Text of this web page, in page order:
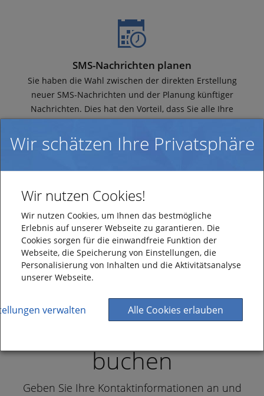
SMS-Nachrichten planen
Sie haben die Wahl zwischen der direkten Erstellung
neuer SMS-Nachrichten und der Planung künftiger
Nachrichten. Dies hat den Vorteil, dass Sie alle Ihre
Nachrichten, Erinnerungen und Folgenachrichten planen
können.
buchen
Geben Sie Ihre Kontaktinformationen an und
Wir schätzen Ihre Privatsphäre
Wir nutzen Cookies!
Wir nutzen Cookies, um Ihnen das bestmögliche
Erlebnis auf unserer Webseite zu garantieren. Die
Cookies sorgen für die einwandfreie Funktion der
Webseite, die Speicherung von Einstellungen, die
Personalisierung von Inhalten und die Aktivitätsanalyse
unserer Webseite.
verwalten Alle Cookies erlauben